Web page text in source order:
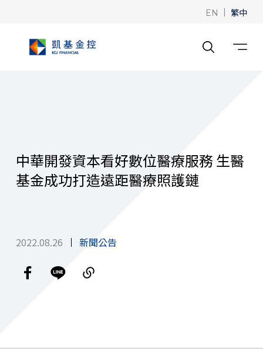
EN | 繁中
中華開發資本看好數位醫療服務 生醫
基金成功打造遠距醫療照護鏈
2022.08.26 新聞公告